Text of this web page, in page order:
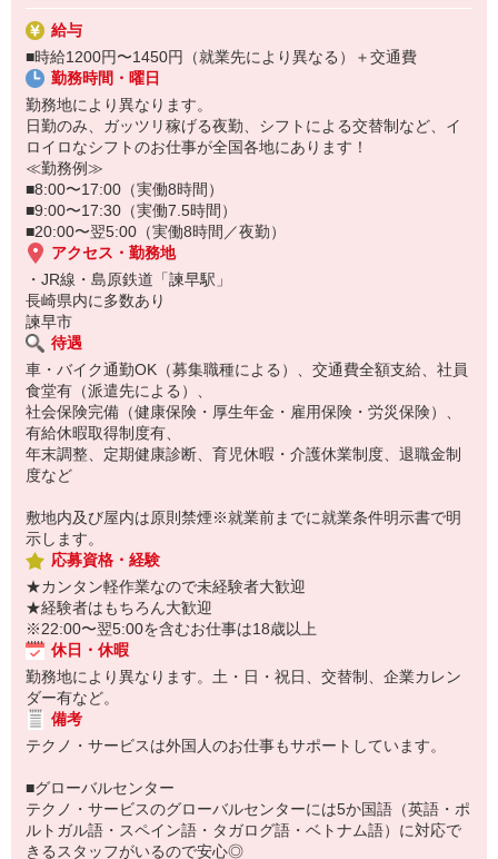
就業中の方にはフォークリフト・クレーン・玉掛け・溶接の資格
取得を全力サポート！講習料・受験料を全額当社負担します。
給与
■時給1200円〜1450円（就業先により異なる）＋交通費
勤務時間・曜日
勤務地により異なります。
日勤のみ、ガッツリ稼げる夜勤、シフトによる交替制など、イ
ロイロなシフトのお仕事が全国各地にあります！
≪勤務例≫
■8:00〜17:00（実働8時間）
■9:00〜17:30（実働7.5時間）
■20:00〜翌5:00（実働8時間／夜勤）
アクセス・勤務地
・JR線・島原鉄道「諫早駅」
長崎県内に多数あり
諫早市
待遇
車・バイク通勤OK（募集職種による）、交通費全額支給、社員
食堂有（派遣先による）、
社会保険完備（健康保険・厚生年金・雇用保険・労災保険）、
有給休暇取得制度有、
年末調整、定期健康診断、育児休暇・介護休業制度、退職金制
度など
敷地内及び屋内は原則禁煙※就業前までに就業条件明示書で明
示します。
応募資格・経験
★カンタン軽作業なので未経験者大歓迎
★経験者はもちろん大歓迎
※22:00〜翌5:00を含むお仕事は18歳以上
休日・休暇
勤務地により異なります。土・日・祝日、交替制、企業カレン
ダー有など。
備考
テクノ・サービスは外国人のお仕事もサポートしています。
■グローバルセンター
テクノ・サービスのグローバルセンターには5か国語（英語・ポ
ルトガル語・スペイン語・タガログ語・ベトナム語）に対応で
きるスタッフがいるので安心◎